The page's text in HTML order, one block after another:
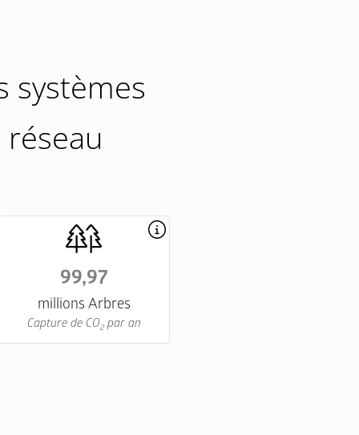
systèmes
99,97
millions Arbres
Capture de CO2par an